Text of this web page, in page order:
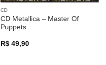
CD
CD Metallica – Master Of
Puppets
R$49,90